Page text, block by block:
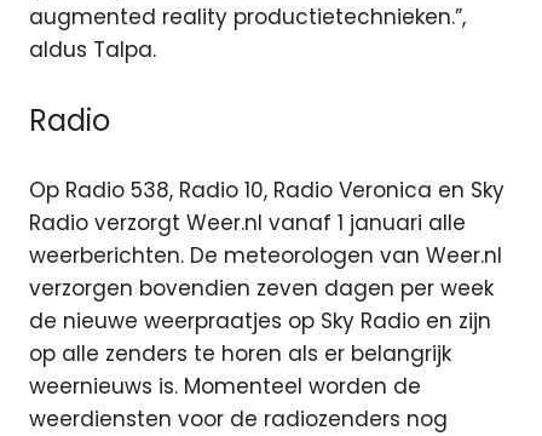
augmented reality productietechnieken.”,
aldus Talpa.
Radio
Op Radio 538, Radio 10, Radio Veronica en Sky
Radio verzorgt Weer.nl vanaf 1 januari alle
weerberichten. De meteorologen van Weer.nl
verzorgen bovendien zeven dagen per week
de nieuwe weerpraatjes op Sky Radio en zijn
op alle zenders te horen als er belangrijk
weernieuws is. Momenteel worden de
weerdiensten voor de radiozenders nog